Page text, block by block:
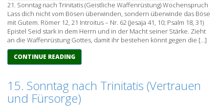
21. Sonntag nach Trinitatis (Geistliche Waffenrüstung) Wochenspruch
Lass dich nicht vom Bösen überwinden, sondern überwinde das Böse
mit Gutem. Römer 12, 21 Introitus – Nr. 62 (Jesaja 41, 10; Psalm 18, 31)
Epistel Seid stark in dem Herrn und in der Macht seiner Stärke. Zieht
an die Waffenrüstung Gottes, damit ihr bestehen könnt gegen die […]
CONTINUE READING
15. Sonntag nach Trinitatis (Vertrauen
und Fürsorge)